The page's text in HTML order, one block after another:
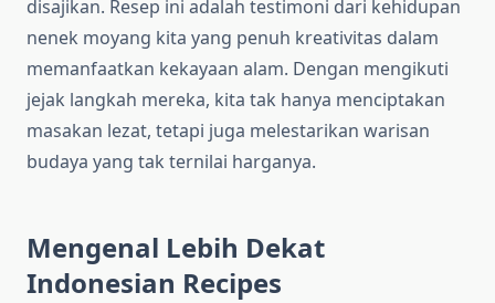
disajikan. Resep ini adalah testimoni dari kehidupan
nenek moyang kita yang penuh kreativitas dalam
memanfaatkan kekayaan alam. Dengan mengikuti
jejak langkah mereka, kita tak hanya menciptakan
masakan lezat, tetapi juga melestarikan warisan
budaya yang tak ternilai harganya.
Mengenal Lebih Dekat
Indonesian Recipes